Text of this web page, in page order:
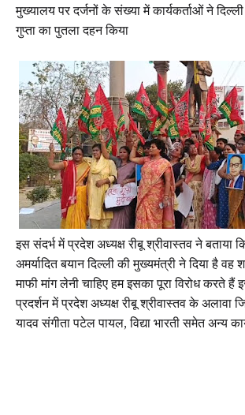
मुख्यालय पर दर्जनों के संख्या में कार्यकर्ताओं ने
गुप्ता का पुतला दहन किया
इस संदर्भ में प्रदेश अध्यक्ष रीबू श्रीवास्तव ने बताया
अमर्यादित बयान दिल्ली की मुख्यमंत्री ने दिया है वह
माफी मांग लेनी चाहिए हम इसका पूरा विरोध करते हैं
प्रदर्शन में प्रदेश अध्यक्ष रीबू श्रीवास्तव के अलावा
यादव संगीता पटेल पायल, विद्या भारती समेत अन्य